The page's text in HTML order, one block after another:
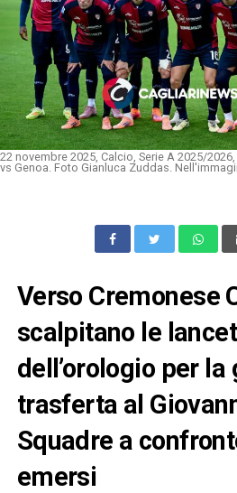
22 novembre 2025, Calcio, Serie A 2025/
vs Genoa. Foto Gianluca Zuddas.
Verso Cremonese
scalpitano le
dell’orologio per la
trasferta al
Squadre a
emersi